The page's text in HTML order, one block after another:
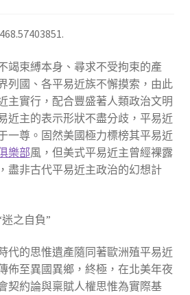
竭束縛本身、尋求不受拘束的產
列國、各平易近族不懈摸索，由此
主實行，配合豐盛著人類政治文明
近主的表示形狀不盡分歧，平易近
一尊。固然美國極力標榜其平易近
樂部風，但美式平易近主曾經裸露
盡非古代平易近主政治的幻想計
之自負”
代的思惟遺產隨同著歐洲殖平易近
佈至異國異鄉，終極，在北美年夜
契約論與稟賦人權思惟為實際基